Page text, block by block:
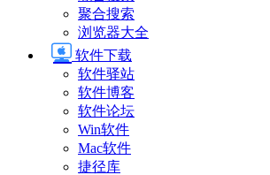
聚合搜索
浏览器大全
软件下载
软件驿站
软件博客
软件论坛
Win软件
Mac软件
捷径库